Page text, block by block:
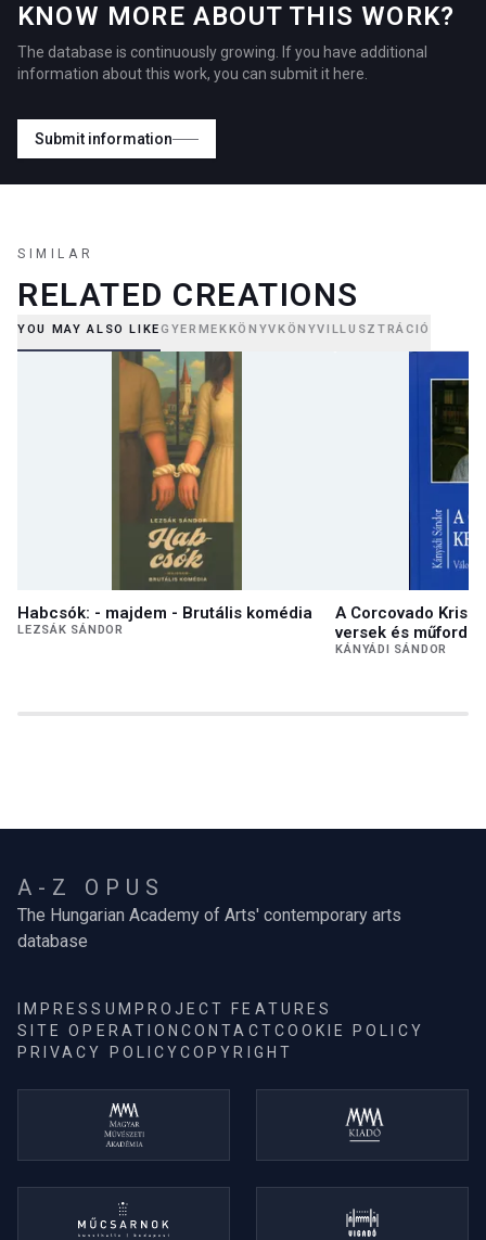
KNOW MORE ABOUT THIS WORK?
The database is continuously growing. If you have additional
information about this work, you can submit it here.
Submit information
SIMILAR
RELATED CREATIONS
YOU MAY ALSO LIKEGYERMEKKÖNYVKÖNYVILLUSZTRÁCIÓ
Habcsók: - majdem - Brutális komédia
LEZSÁK SÁNDOR
A Corcovado
versek és
KÁNYÁDI SÁNDOR
A-Z OPUS
The Hungarian Academy of Arts' contemporary arts
database
IMPRESSUM PROJECT FEATURES
SITE OPERATIONCONTACTCOOKIE POLICY
PRIVACY POLICYCOPYRIGHT